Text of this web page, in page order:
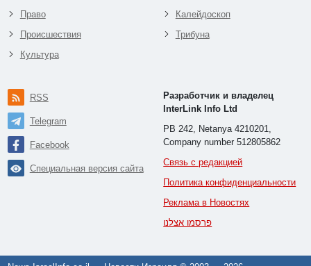
Право
Происшествия
Культура
Калейдоскоп
Трибуна
RSS
Telegram
Facebook
Специальная версия сайта
Разработчик и владелец
InterLink Info Ltd
PB 242, Netanya 4210201,
Company number 512805862
Связь с редакцией
Политика конфиденциальности
Реклама в Новостях
פרסמו אצלנו